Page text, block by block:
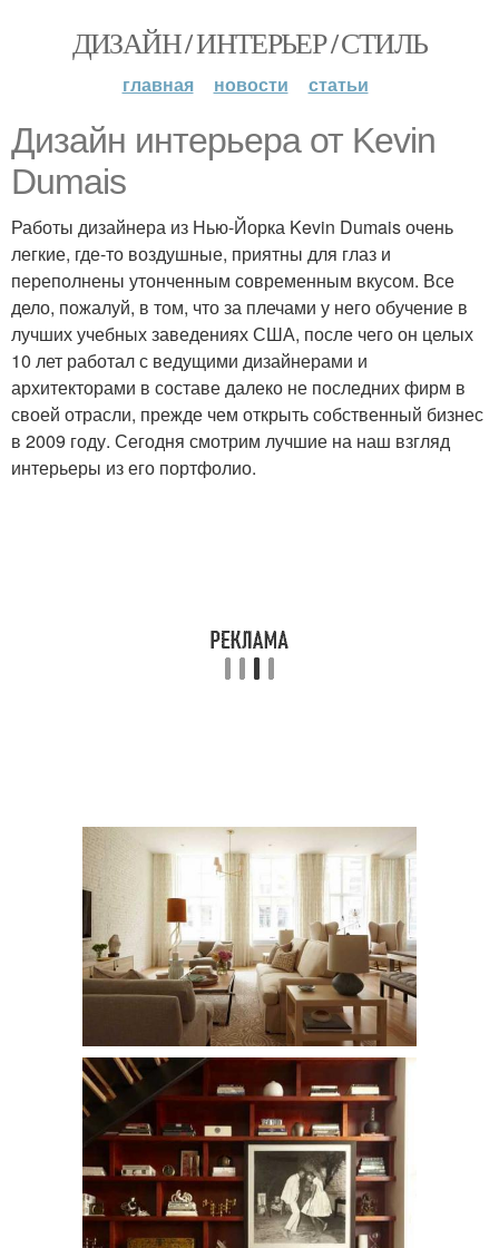
ДИЗАЙН / ИНТЕРЬЕР / СТИЛЬ
главная новости статьи
Дизайн интерьера от Kevin
Dumais
Работы дизайнера из Нью-Йорка Kevin Dumais очень
легкие, где-то воздушные, приятны для глаз и
переполнены утонченным современным вкусом. Все
дело, пожалуй, в том, что за плечами у него обучение в
лучших учебных заведениях США, после чего он целых
10 лет работал с ведущими дизайнерами и
архитекторами в составе далеко не последних фирм в
своей отрасли, прежде чем открыть собственный бизнес
в 2009 году. Сегодня смотрим лучшие на наш взгляд
интерьеры из его портфолио.